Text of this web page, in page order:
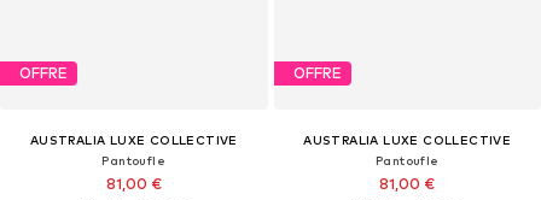
OFFRE
AUSTRALIA LUXE COLLECTIVE
Pantoufle
81,00 €
OFFRE
AUSTRALIA LUXE COLLECTIVE
Pantoufle
81,00 €